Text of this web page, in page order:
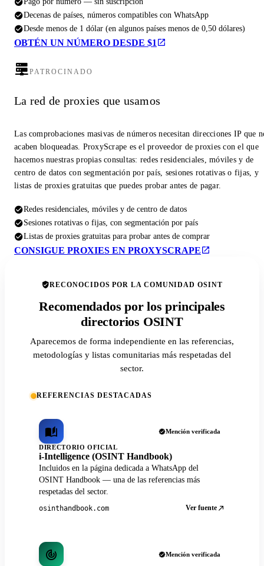
Decenas de países, números compatibles con WhatsApp
Desde menos de 1 dólar (en algunos países menos de 0,50 dólares)
OBTÉN UN NÚMERO DESDE $1
PATROCINADO
La red de proxies que usamos
Las comprobaciones masivas de números necesitan direcciones IP que
acaben bloqueadas. ProxyScrape es el proveedor de proxies con el que
hacemos nuestras propias consultas: redes residenciales, móviles y de
centro de datos con segmentación por país, sesiones rotativas o fijas, y
listas de proxies gratuitas que puedes probar antes de pagar.
Redes residenciales, móviles y de centro de datos
Sesiones rotativas o fijas, con segmentación por país
Listas de proxies gratuitas para probar antes de comprar
CONSIGUE PROXIES EN PROXYSCRAPE
RECONOCIDOS POR LA COMUNIDAD OSINT
Recomendados por los principales
directorios OSINT
Aparecemos de forma independiente en las referencias,
metodologías y listas comunitarias más respetadas del
sector.
REFERENCIAS DESTACADAS
Mención verificada
DIRECTORIO OFICIAL
i-Intelligence (OSINT Handbook)
Incluidos en la página dedicada a WhatsApp del
OSINT Handbook — una de las referencias más
respetadas del sector.
osinthandbook.com Ver fuente
Mención verificada